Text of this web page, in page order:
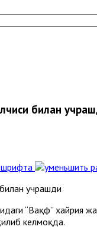
билан
“Вақф”
келмоқда.